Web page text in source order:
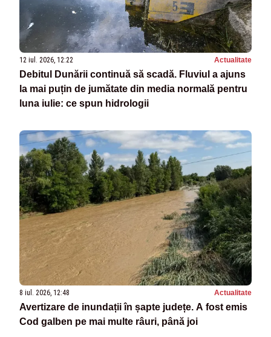
12 iul. 2026, 12:22 Actualitate
Debitul Dunării continuă să scadă. Fluviul a ajuns
la mai puțin de jumătate din media normală pentru
luna iulie: ce spun hidrologii
8 iul. 2026, 12:48 Actualitate
Avertizare de inundații în șapte județe. A fost emis
Cod galben pe mai multe râuri, până joi